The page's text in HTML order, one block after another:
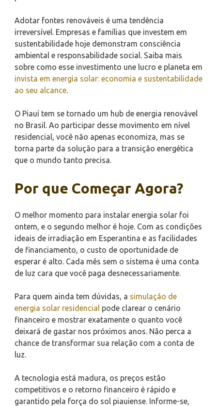
Adotar fontes renováveis é uma tendência
irreversível. Empresas e famílias que investem em
sustentabilidade hoje demonstram consciência
ambiental e responsabilidade social. Saiba mais
sobre como esse investimento une lucro e planeta em
invista em energia solar: economia e sustentabilidade
ao seu alcance
O Piauí tem se tornado um hub de energia renovável
no Brasil. Ao participar desse movimento em nível
residencial, você não apenas economiza, mas se
torna parte da solução para a transição energética
que o mundo tanto precisa.
Por que Começar Agora?
O melhor momento para instalar energia solar foi
ontem, e o segundo melhor é hoje. Com as condições
ideais de irradiação em Esperantina e as facilidades
de financiamento, o custo de oportunidade de
esperar é alto. Cada mês sem o sistema é uma conta
de luz cara que você paga desnecessariamente.
Para quem ainda tem dúvidas, a simulação de
energia solar residencial pode clarear o cenário
financeiro e mostrar exatamente o quanto você
deixará de gastar nos próximos anos. Não perca a
chance de transformar sua relação com a conta de
luz.
A tecnologia está madura, os preços estão
competitivos e o retorno financeiro é rápido e
garantido pela força do sol piauiense. Informe-se,